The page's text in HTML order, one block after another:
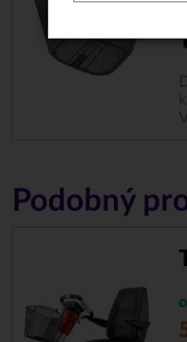
Podobný